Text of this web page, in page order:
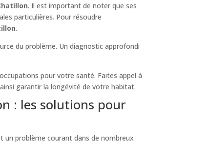
. Il est important de noter que ses
particulières. Pour résoudre
.
du problème. Un diagnostic approfondi
pour votre santé. Faites appel à
garantir la longévité de votre habitat.
: les solutions pour
un problème courant dans de nombreux